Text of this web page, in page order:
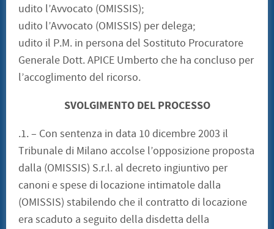
udito l’Avvocato (OMISSIS);
udito l’Avvocato (OMISSIS) per delega;
udito il P.M. in persona del Sostituto Procuratore
Generale Dott. APICE Umberto che ha concluso per
l’accoglimento del ricorso.
SVOLGIMENTO DEL PROCESSO
.1. – Con sentenza in data 10 dicembre 2003 il
Tribunale di Milano accolse l’opposizione proposta
dalla (OMISSIS) S.r.l. al decreto ingiuntivo per
canoni e spese di locazione intimatole dalla
(OMISSIS) stabilendo che il contratto di locazione
era scaduto a seguito della disdetta della